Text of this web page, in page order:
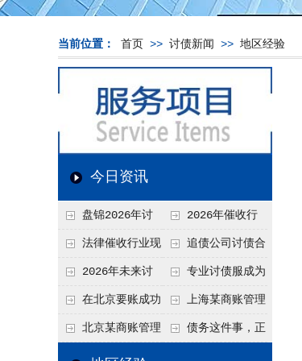
当前位置： 首页 >> 讨债新闻 >> 地区经验
今日资讯
盘锦2026年讨
债新趋势
2026年催收行
业发展现状、竞争格
局及未来趋势分析
法律催收行业现
状、合规痛点与未来
发展趋势深度解析
追债公司讨债合
法方法总结
2026年未来讨
债要账公司发展趋势
专业讨债服成为
2026年的发展趋势
在北京要账成功
率高吗？未来追账公
司发展趋势引发行业
上海某商账管理
机构聚焦合规服务
北京某商账管理
服务机构持续提升合
债务这件事，正